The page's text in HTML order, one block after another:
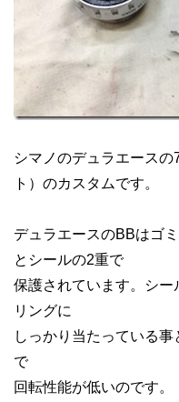
シマノのデュラエース
ト）のカスタムです。
デュラエースのBBはゴ
とシールの2重で
保護されています。シ
リングに
しっかり当たっている
で
回転性能が低いのです。